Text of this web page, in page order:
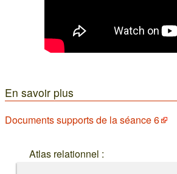
En savoir plus
Documents supports de la séance 6
Atlas relationnel :